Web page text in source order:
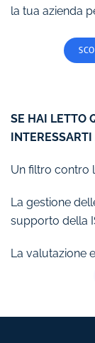
la tua azienda
SE HAI LETTO
Un filtro contro
La gestione
supporto della
La valutazione